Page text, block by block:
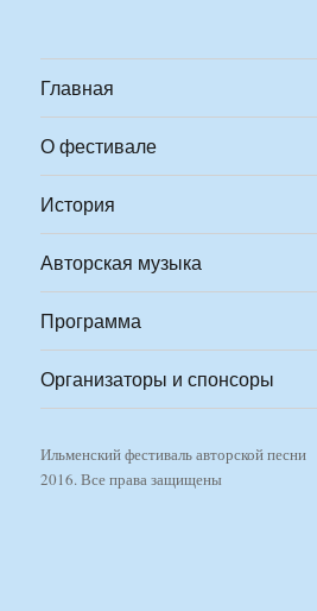
Главная
О фестивале
История
Авторская музыка
Программа
Организаторы и спонсоры
Ильменский фестиваль авторской песни
2016. Все права защищены